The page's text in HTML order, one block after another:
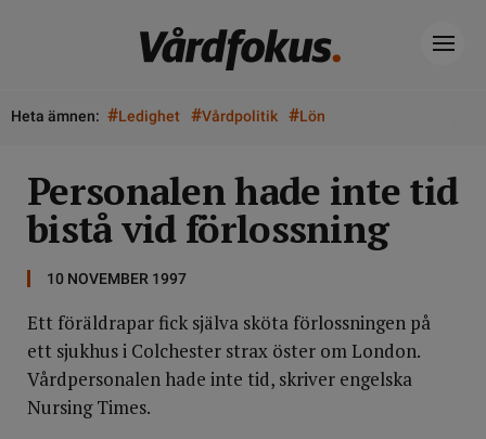
Heta ämnen: #Ledighet #Vårdpolitik #Lön
Personalen hade inte tid
bistå vid förlossning
10 NOVEMBER 1997
Ett föräldrapar fick själva sköta förlossningen på
ett sjukhus i Colchester strax öster om London.
Vårdpersonalen hade inte tid, skriver engelska
Nursing Times.